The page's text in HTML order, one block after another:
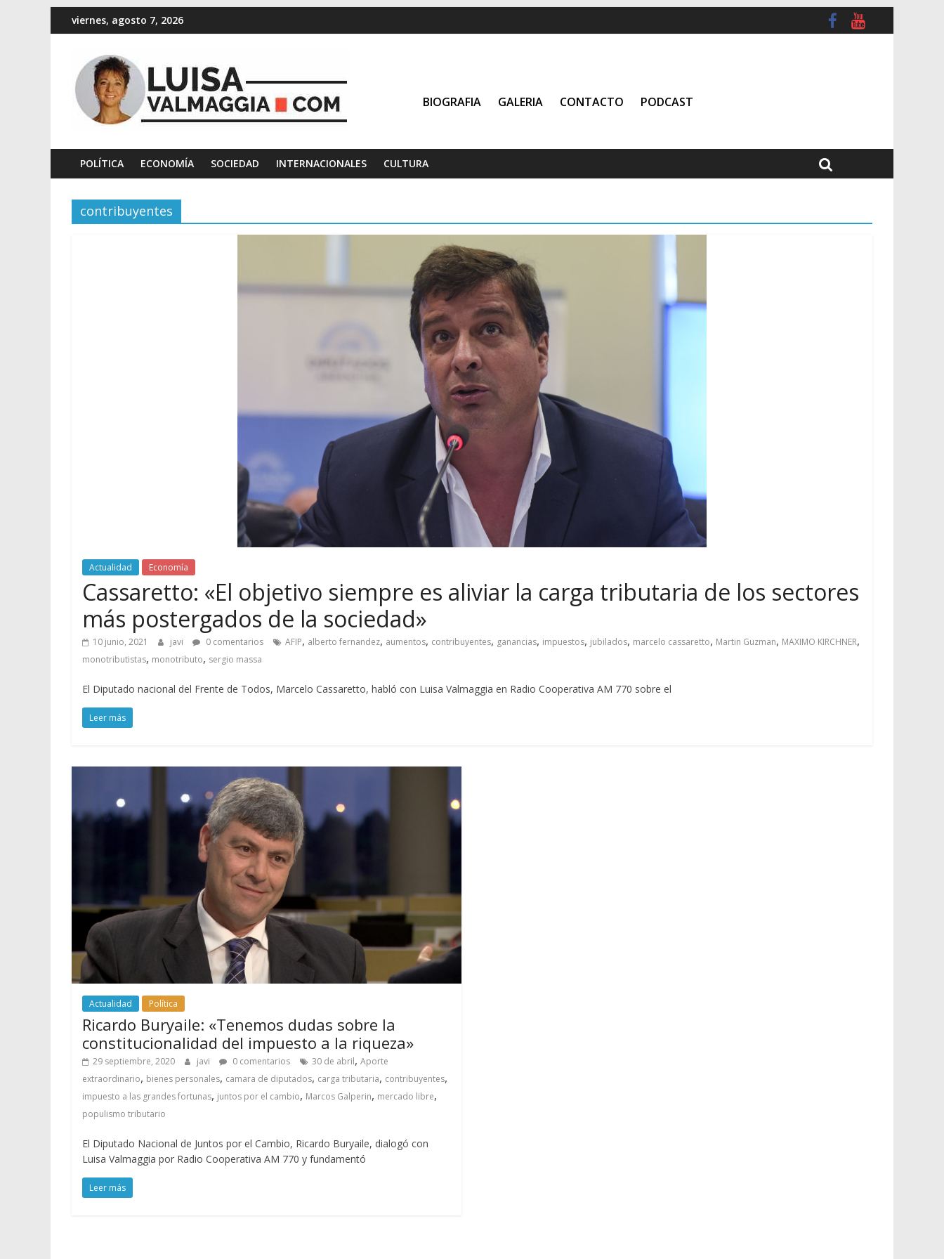
viernes, agosto 7, 2026
BIOGRAFIA GALERIA CONTACTO PODCAST
POLÍTICA ECONOMÍA SOCIEDAD INTERNACIONALES CULTURA
contribuyentes
Actualidad Economía
Cassaretto: «El objetivo siempre es aliviar la carga tributaria de los sectores
más postergados de la sociedad»
10 junio, 2021 javi 0 comentarios AFIP, alberto fernandez, aumentos, contribuyentes, ganancias, impuestos, jubilados, marcelo cassaretto, Martin Guzman, MAXIMO KIRCHNER,
monotributistas, monotributo, sergio massa
El Diputado nacional del Frente de Todos, Marcelo Cassaretto, habló con Luisa Valmaggia en Radio Cooperativa AM 770 sobre el
Leer más
Actualidad Política
Ricardo Buryaile: «Tenemos dudas sobre la
constitucionalidad del impuesto a la riqueza»
29 septiembre, 2020 javi 0 comentarios 30 de abril, Aporte
extraordinario, bienes personales, camara de diputados, carga tributaria, contribuyentes,
impuesto a las grandes fortunas, juntos por el cambio, Marcos Galperin, mercado libre,
populismo tributario
El Diputado Nacional de Juntos por el Cambio, Ricardo Buryaile, dialogó con
Luisa Valmaggia por Radio Cooperativa AM 770 y fundamentó
Leer más